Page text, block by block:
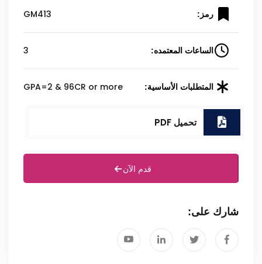
رمز: GM413
الساعات المعتمده: 3
المتطلبات الأساسية: GPA=2 & 96CR or more
تحميل PDF
قدم الآن
شارك على: